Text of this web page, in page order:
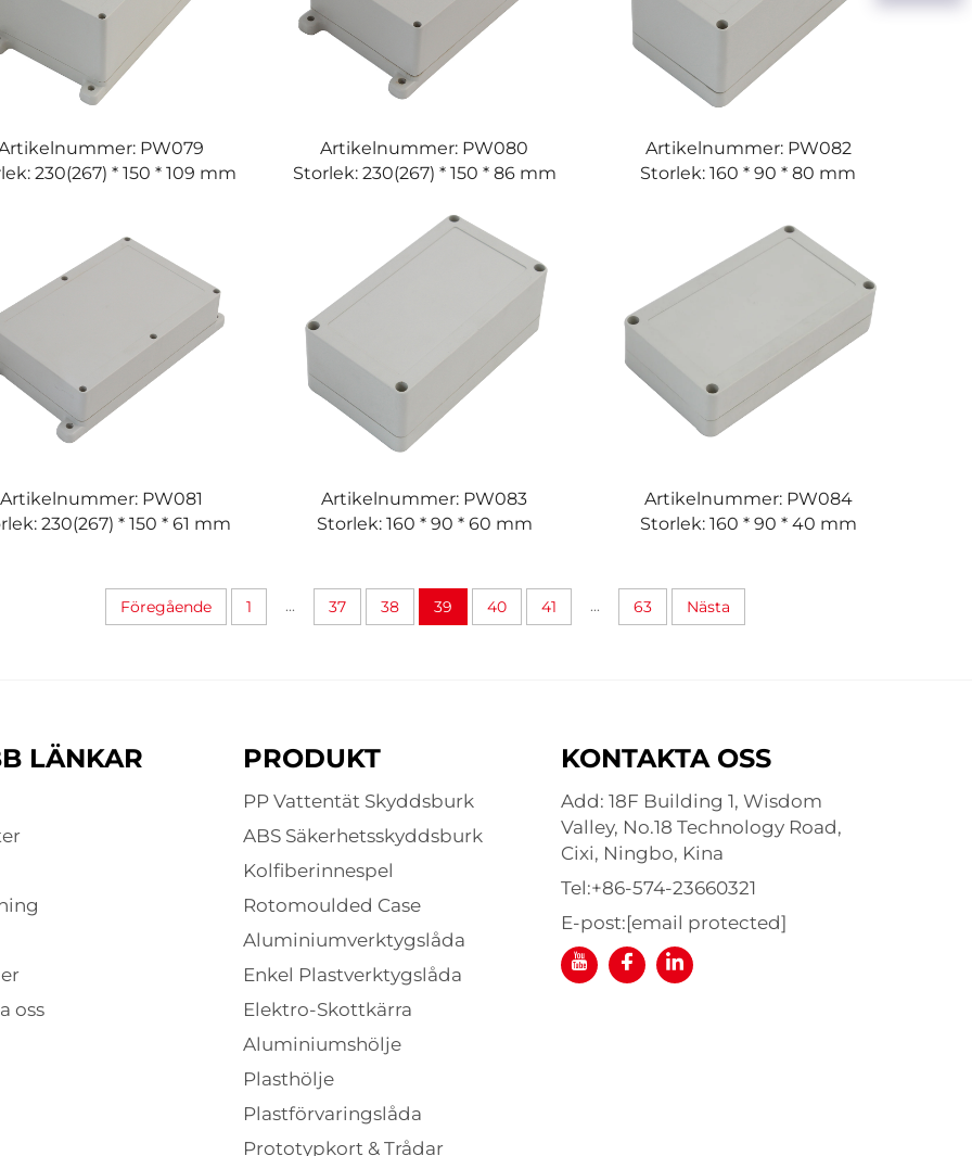
PW079
230(267) * 150 * 109 mm
Artikelnummer: PW080
Storlek: 230(267) * 150 * 86 mm
Artikelnummer: PW082
Storlek: 160 * 90 * 80 mm
Artikelnummer: PW081
230(267) * 150 * 61 mm
Artikelnummer: PW083
Storlek: 160 * 90 * 60 mm
Artikelnummer: PW084
Storlek: 160 * 90 * 40 mm
Föregående 1 ... 37 38 39 40 41 ... 63 Nästa
LÄNKAR
oss
PRODUKT
PP Vattentät Skyddsburk
ABS Säkerhetsskyddsburk
Kolfiberinnespel
Rotomoulded Case
Aluminiumverktygslåda
Enkel Plastverktygslåda
Elektro-Skottkärra
Aluminiumshölje
Plasthölje
Plastförvaringslåda
Prototypkort & Trådar
KONTAKTA OSS
Add: 18F Building 1, Wisdom
Valley, No.18 Technology Road,
Cixi, Ningbo, Kina
Tel:+86-574-23660321
E-post:[email protected]